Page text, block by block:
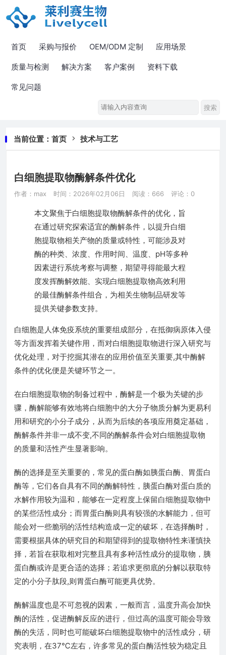
首页 采购与报价 OEM/ODM 定制 应用场景
质量与检测 解决方案 客户案例 资料下载
常见问题
当前位置： 首页 技术与工艺
白细胞提取物酶解条件优化
作者：max 时间：2026年02月06日 阅读：666 评论：0
本文聚焦于白细胞提取物酶解条件的优化，旨
在通过研究探索适宜的酶解条件，以提升白细
胞提取物相关产物的质量或特性，可能涉及对
酶的种类、浓度、作用时间、温度、pH等多种
因素进行系统考察与调整，期望寻得能最大程
度发挥酶解效能、实现白细胞提取物高效利用
的最佳酶解条件组合，为相关生物制品研发等
提供关键参数支持。
白细胞是人体免疫系统的重要组成部分，在抵御病原体入侵
等方面发挥着关键作用，而对白细胞提取物进行深入研究与
优化处理，对于挖掘其潜在的应用价值至关重要,其中酶解
条件的优化便是关键环节之一。
在白细胞提取物的制备过程中，酶解是一个极为关键的步
骤，酶解能够有效地将白细胞中的大分子物质分解为更易利
用和研究的小分子成分，从而为后续的各项应用奠定基础，
酶解条件并非一成不变,不同的酶解条件会对白细胞提取物
的质量和活性产生显著影响。
酶的选择是至关重要的，常见的蛋白酶如胰蛋白酶、胃蛋白
酶等，它们各自具有不同的酶解特性，胰蛋白酶对蛋白质的
水解作用较为温和，能够在一定程度上保留白细胞提取物中
的某些活性成分；而胃蛋白酶则具有较强的水解能力，但可
能会对一些脆弱的活性结构造成一定的破坏，在选择酶时，
需要根据具体的研究目的和期望得到的提取物特性来谨慎抉
择，若旨在获取相对完整且具有多种活性成分的提取物，胰
蛋白酶或许是更合适的选择；若追求更彻底的分解以获取特
定的小分子肽段,则胃蛋白酶可能更具优势。
酶解温度也是不可忽视的因素，一般而言，温度升高会加快
酶的活性，促进酶解反应的进行，但过高的温度可能会导致
酶的失活，同时也可能破坏白细胞提取物中的活性成分，研
究表明，在37℃左右，许多常见的蛋白酶活性较为稳定且